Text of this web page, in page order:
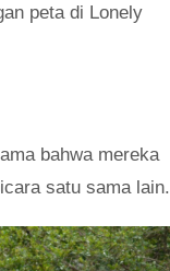
peta di Lonely
bahwa mereka
satu sama lain.